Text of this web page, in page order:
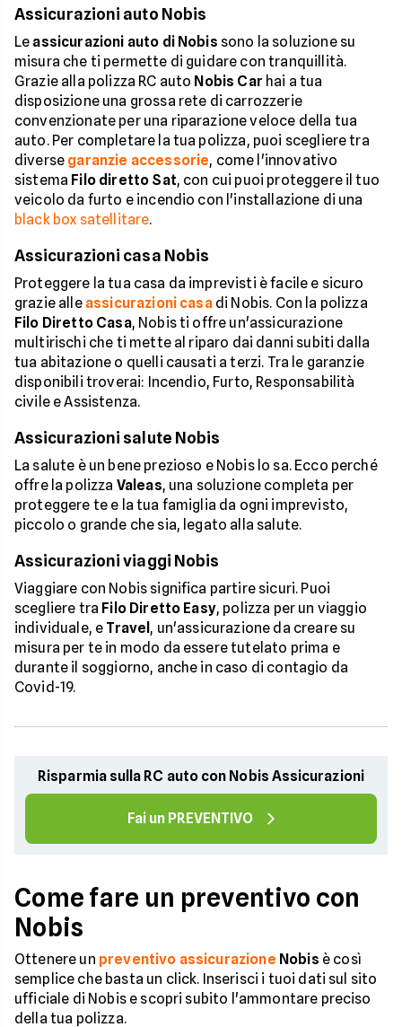
Assicurazioni auto Nobis
Le assicurazioni auto di Nobis sono la soluzione su
misura che ti permette di guidare con tranquillità.
Grazie alla polizza RC auto Nobis Car hai a tua
disposizione una grossa rete di carrozzerie
convenzionate per una riparazione veloce della tua
auto. Per completare la tua polizza, puoi scegliere tra
diverse garanzie accessorie, come l'innovativo
sistema Filo diretto Sat, con cui puoi proteggere il tuo
veicolo da furto e incendio con l'installazione di una
black box satellitare.
Assicurazioni casa Nobis
Proteggere la tua casa da imprevisti è facile e sicuro
grazie alle assicurazioni casadi Nobis. Con la polizza
Filo Diretto Casa, Nobis ti offre un'assicurazione
multirischi che ti mette al riparo dai danni subiti dalla
tua abitazione o quelli causati a terzi. Tra le garanzie
disponibili troverai: Incendio, Furto, Responsabilità
civile e Assistenza.
Assicurazioni salute Nobis
La salute è un bene prezioso e Nobis lo sa. Ecco perché
offre la polizza Valeas, una soluzione completa per
proteggere te e la tua famiglia da ogni imprevisto,
piccolo o grande che sia, legato alla salute.
Assicurazioni viaggi Nobis
Viaggiare con Nobis significa partire sicuri. Puoi
scegliere tra Filo Diretto Easy, polizza per un viaggio
individuale, e Travel , un'assicurazione da creare su
misura per te in modo da essere tutelato prima e
durante il soggiorno, anche in caso di contagio da
Covid-19.
Risparmia sulla RC auto con Nobis Assicurazioni
Fai un PREVENTIVO
Come fare un preventivo con
Nobis
Ottenere un preventivo assicurazione Nobis è così
semplice che basta un click. Inserisci i tuoi dati sul sito
ufficiale di Nobis e scopri subito l'ammontare preciso
della tua polizza.